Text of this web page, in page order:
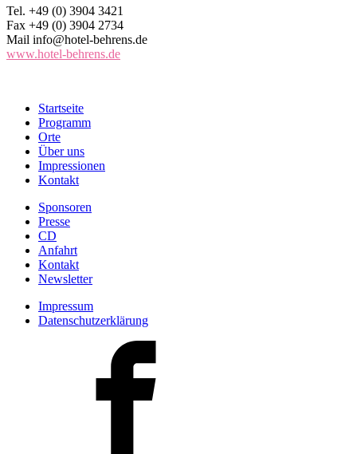
Tel. +49 (0) 3904 3421
Fax +49 (0) 3904 2734
Mail info@hotel-behrens.de
www.hotel-behrens.de
Startseite
Programm
Orte
Über uns
Impressionen
Kontakt
Sponsoren
Presse
CD
Anfahrt
Kontakt
Newsletter
Impressum
Datenschutzerklärung